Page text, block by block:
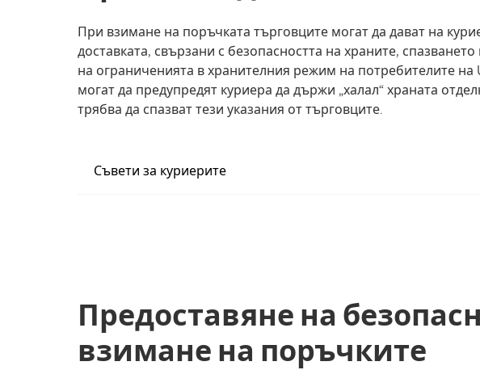
При взимане на поръчката търговците могат да дават на
доставката, свързани с безопасността на храните,
на ограниченията в хранителния режим на потребителите
могат да предупредят куриера да държи „халал“ храната
трябва да спазват тези указания от търговците.
Съвети за куриерите
Предоставяне на
взимане на поръчките